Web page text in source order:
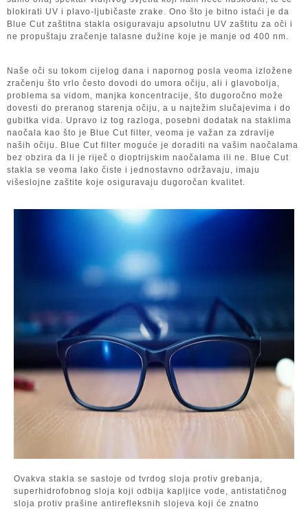
blokirati UV i plavo-ljubičaste zrake. Ono što je bitno istaći je da
Blue Cut zaštitna stakla osiguravaju apsolutnu UV zaštitu za oči i
ne propuštaju zračenje talasne dužine koje je manje od 400 nm.
Naše oči su tokom cijelog dana i napornog posla veoma izložene
zračenju što vrlo često dovodi do umora očiju, ali i glavobolja,
problema sa vidom, manjka koncentracije, što dugoročno može
dovesti do preranog starenja očiju, a u najtežim slučajevima i do
gubitka vida. Upravo iz tog razloga, posebni dodatak na staklima
naočala kao što je Blue Cut filter, veoma je važan za zdravlje
naših očiju. Blue Cut filter moguće je doraditi na vašim naočalama
bez obzira da li je riječ o dioptrijskim naočalama ili ne. Blue Cut
stakla se veoma lako čiste i jednostavno održavaju, imaju
višeslojne zaštite koje osiguravaju dugoročan kvalitet.
Ovakva stakla se sastoje od tvrdog sloja protiv grebanja,
superhidrofobnog sloja koji odbija kapljice vode, antistatičnog
sloja protiv prašine antirefleksnih slojeva koji će znatno